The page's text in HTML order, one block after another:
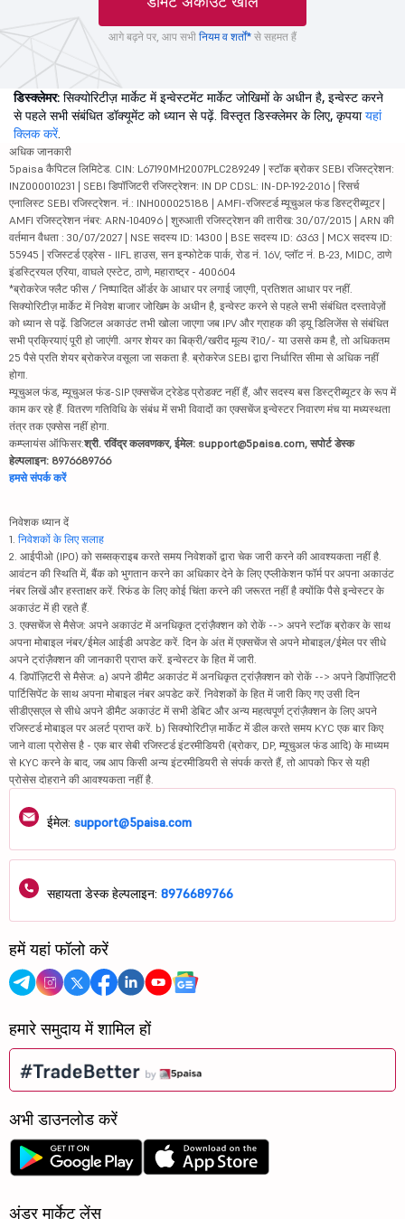
आगे बढ़ने पर, आप सभी नियम व शर्तों* से सहमत हैं
डिस्क्लेमर: सिक्योरिटीज़ मार्केट में इन्वेस्टमेंट मार्केट जोखिमों के अधीन है, इन्वेस्ट करने
से पहले सभी संबंधित डॉक्यूमेंट को ध्यान से पढ़ें. विस्तृत डिस्क्लेमर के लिए, कृपयायहां
क्लिक करें.
अधिक जानकारी
5paisa कैपिटल लिमिटेड. CIN: L67190MH2007PLC289249 | स्टॉक ब्रोकर SEBI रजिस्ट्रेशन:
INZ000010231 | SEBI डिपॉजिटरी रजिस्ट्रेशन: IN DP CDSL: IN-DP-192-2016 | रिसर्च
एनालिस्ट SEBI रजिस्ट्रेशन. नं.: INH000025188 | AMFI-रजिस्टर्ड म्यूचुअल फंड डिस्ट्रीब्यूटर |
AMFI रजिस्ट्रेशन नंबर: ARN-104096 | शुरुआती रजिस्ट्रेशन की तारीख: 30/07/2015 | ARN की
वर्तमान वैधता : 30/07/2027 | NSE सदस्य ID: 14300 | BSE सदस्य ID: 6363 | MCX सदस्य ID:
55945 | रजिस्टर्ड एड्रेस - IIFL हाउस, सन इन्फोटेक पार्क, रोड नं. 16V, प्लॉट नं. B-23, MIDC, ठाणे
इंडस्ट्रियल एरिया, वाघले एस्टेट, ठाणे, महाराष्ट्र - 400604
*ब्रोकरेज फ्लैट फीस / निष्पादित ऑर्डर के आधार पर लगाई जाएगी, प्रतिशत आधार पर नहीं.
सिक्योरिटीज़ मार्केट में निवेश बाजार जोखिम के अधीन है, इन्वेस्ट करने से पहले सभी संबंधित दस्तावेज़ों
को ध्यान से पढ़ें. डिजिटल अकाउंट तभी खोला जाएगा जब IPV और ग्राहक की ड्यू डिलिजेंस से संबंधित
सभी प्रक्रियाएं पूरी हो जाएंगी. अगर शेयर का बिक्री/खरीद मूल्य ₹10/- या उससे कम है, तो अधिकतम
25 पैसे प्रति शेयर ब्रोकरेज वसूला जा सकता है. ब्रोकरेज SEBI द्वारा निर्धारित सीमा से अधिक नहीं
होगा.
म्यूचुअल फंड, म्यूचुअल फंड-SIP एक्सचेंज ट्रेडेड प्रोडक्ट नहीं हैं, और सदस्य बस डिस्ट्रीब्यूटर के रूप में
काम कर रहे हैं. वितरण गतिविधि के संबंध में सभी विवादों का एक्सचेंज इन्वेस्टर निवारण मंच या मध्यस्थता
तंत्र तक एक्सेस नहीं होगा.
कम्प्लायंस ऑफिसर:श्री. रविंद्र कलवणकर, ईमेल: support@5paisa.com, सपोर्ट डेस्क
हेल्पलाइन: 8976689766
हमसे संपर्क करें
निवेशक ध्यान दें
1. निवेशकों के लिए सलाह
2. आईपीओ (IPO) को सब्सक्राइब करते समय निवेशकों द्वारा चेक जारी करने की आवश्यकता नहीं है.
आवंटन की स्थिति में, बैंक को भुगतान करने का अधिकार देने के लिए एप्लीकेशन फॉर्म पर अपना अकाउंट
नंबर लिखें और हस्ताक्षर करें. रिफंड के लिए कोई चिंता करने की जरूरत नहीं है क्योंकि पैसे इन्वेस्टर के
अकाउंट में ही रहते हैं.
3. एक्सचेंज से मैसेज: अपने अकाउंट में अनधिकृत ट्रांज़ैक्शन को रोकें --> अपने स्टॉक ब्रोकर के साथ
अपना मोबाइल नंबर/ईमेल आईडी अपडेट करें. दिन के अंत में एक्सचेंज से अपने मोबाइल/ईमेल पर सीधे
अपने ट्रांज़ैक्शन की जानकारी प्राप्त करें. इन्वेस्टर के हित में जारी.
4. डिपॉज़िटरी से मैसेज: a) अपने डीमैट अकाउंट में अनधिकृत ट्रांज़ैक्शन को रोकें --> अपने डिपॉज़िटरी
पार्टिसिपेंट के साथ अपना मोबाइल नंबर अपडेट करें. निवेशकों के हित में जारी किए गए उसी दिन
सीडीएसएल से सीधे अपने डीमैट अकाउंट में सभी डेबिट और अन्य महत्वपूर्ण ट्रांज़ैक्शन के लिए अपने
रजिस्टर्ड मोबाइल पर अलर्ट प्राप्त करें. b) सिक्योरिटीज़ मार्केट में डील करते समय KYC एक बार किए
जाने वाला प्रोसेस है - एक बार सेबी रजिस्टर्ड इंटरमीडियरी (ब्रोकर, DP, म्यूचुअल फंड आदि) के माध्यम
से KYC करने के बाद, जब आप किसी अन्य इंटरमीडियरी से संपर्क करते हैं, तो आपको फिर से यही
प्रोसेस दोहराने की आवश्यकता नहीं है.
ईमेल: support@5paisa.com
सहायता डेस्क हेल्पलाइन: 8976689766
हमें यहां फॉलो करें
हमारे समुदाय में शामिल हों
अभी डाउनलोड करें
अंडर मार्केट लेंस